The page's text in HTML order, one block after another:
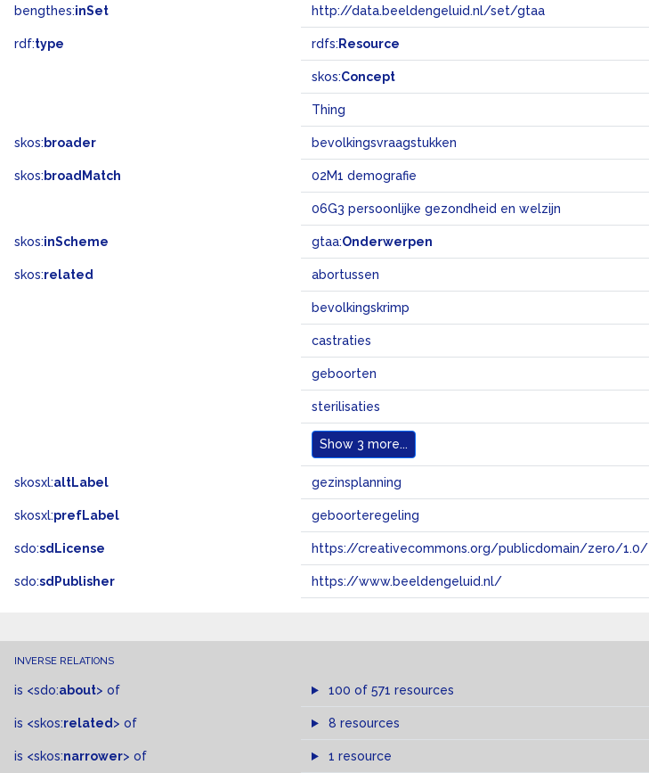
bengthes:inSet http://data.beeldengeluid.nl/set/gtaa
rdf:type rdfs: Resource
skos:Concept
Thing
skos: broader bevolkingsvraagstukken
skos: broadMatch 02M1 demografie
06G3 persoonlijke gezondheid en welzijn
skos:inScheme gtaa:Onderwerpen
skos:related abortussen
bevolkingskrimp
castraties
geboorten
sterilisaties
Show 3 more...
skosxl:altLabel gezinsplanning
skosxl:prefLabel geboorteregeling
sdo:sdLicense https://creativecommons.org/publicdomain/zero/1.0/
sdo:sdPublisher https://www.beeldengeluid.nl/
INVERSE RELATIONS
is <sdo:about> of 100 of 571 resources
is <skos:related > of 8 resources
is <skos:narrower> of 1 resource